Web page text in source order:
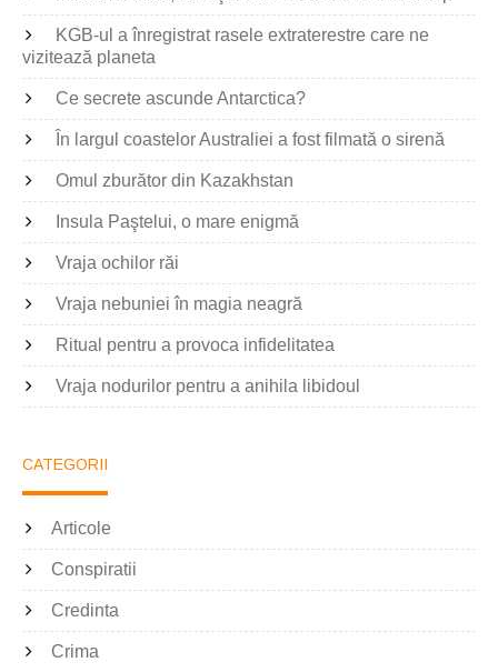
KGB-ul a înregistrat rasele extraterestre care ne
vizitează planeta
Ce secrete ascunde Antarctica?
În largul coastelor Australiei a fost filmată o sirenă
Omul zburător din Kazakhstan
Insula Paştelui, o mare enigmă
Vraja ochilor răi
Vraja nebuniei în magia neagră
Ritual pentru a provoca infidelitatea
Vraja nodurilor pentru a anihila libidoul
CATEGORII
Articole
Conspiratii
Credinta
Crima